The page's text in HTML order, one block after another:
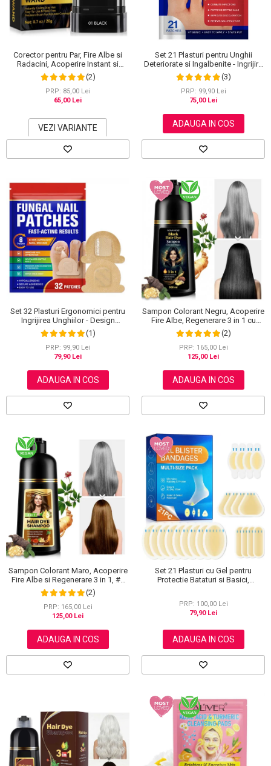
Corector pentru Par, Fire Albe si
Radacini, Acoperire Instant si
Rezistenta la Transfer, 20 g
(2)
PRP: 85,00 Lei
65,00 Lei
VEZI VARIANTE
Set 21 Plasturi pentru Unghii
Deteriorate si Ingalbenite - Ingrijire
Nocturna si Protectie
(3)
PRP: 99,90 Lei
75,00 Lei
ADAUGA IN COS
Set 32 Plasturi Ergonomici pentru
Ingrijirea Unghiilor - Design
Adaptabil si Protectie Intensa
Nocturna
(1)
PRP: 99,90 Lei
79,90 Lei
ADAUGA IN COS
Sampon Colorant Negru, Acoperire
Fire Albe, Regenerare 3 in 1 cu
Ghimbir, 500 ml
(2)
PRP: 165,00 Lei
125,00 Lei
ADAUGA IN COS
Sampon Colorant Maro, Acoperire
Fire Albe si Regenerare 3 in 1, #2
Brown, 500 ml
(2)
PRP: 165,00 Lei
125,00 Lei
ADAUGA IN COS
Set 21 Plasturi cu Gel pentru
Protectie Bataturi si Basici,
PRP: 100,00 Lei
79,90 Lei
ADAUGA IN COS